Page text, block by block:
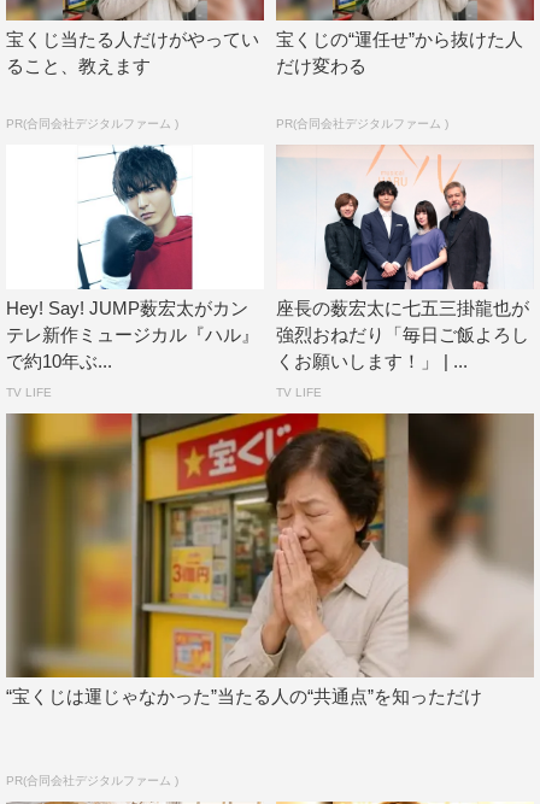
ボクシングを題材にしていることもあって大好きな脂ギ
トギト系のとんこつラーメンも封印しているという薮。
ご飯に全然誘ってくれなくなった」と苦笑しつつも、「で
も山田（涼介）からは“薮ちゃん、舞台が終わったら何食
べたい？”って言われたんで、“お寿司食べたい”って言った
ら、“絶対、連れて行く”って言ってくれて。美味しいお寿
司が待っていると思えば、全然大したことないです」とニ
ッコリ。メンバーもストイックな薮に影響を受けているそ
うで、「知念（侑李）君は“宏太、ササミしか食べちゃダ
メだよ”って、一緒にササミを食べてくれたり。この前ま
でコンサートツアーをやっていたんですが、そのケータリ
ングに白米と玄米も加えてくださるなど配慮していただい
て。だんだん玄米の減りが早くなっているのにはびっくり
しました」とメンバーとの絆が感じられるエピソードを明
かした。
共演するジャニーズJr.でTravis Japanの七五三掛龍也に
ついては、「七五三掛君は僕がジュニアだったころよりも
歴が長いし、グループとしてもいろんな経験をしている。
この舞台でもたくさんのことを吸収して、Travis Japan
たくさん教えてもらったそうで、「七五三掛君を連れて行
宝くじ当たる人だけがやってい
ること、教えます
PR(合同会社デジタルファーム )
宝くじの“運任せ”から抜けた人
だけ変わる
PR(合同会社デジタルファーム )
Hey! Say! JUMP薮宏太がカン
テレ新作ミュージカル『ハル』
で約10年ぶ...
TV LIFE
座長の薮宏太に七五三掛龍也が
強烈おねだり「毎日ご飯よろし
くお願いします！」 | ...
TV LIFE
“宝くじは運じゃなかった”当たる人の“共通点”を知っただけ
PR(合同会社デジタルファーム )